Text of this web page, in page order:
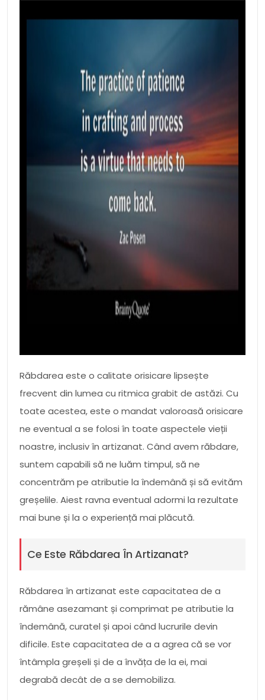
Răbdarea este o calitate orisicare lipsește
frecvent din lumea cu ritmica grabit de astăzi. Cu
toate acestea, este o mandat valoroasă orisicare
ne eventual a se folosi în toate aspectele vieții
noastre, inclusiv în artizanat. Când avem răbdare,
suntem capabili să ne luăm timpul, să ne
concentrăm pe atributie la îndemână și să evităm
greșelile. Aiest ravna eventual adormi la rezultate
mai bune și la o experiență mai plăcută.
Ce Este Răbdarea În Artizanat?
Răbdarea în artizanat este capacitatea de a
rămâne asezamant și comprimat pe atributie la
îndemână, curatel și apoi când lucrurile devin
dificile. Este capacitatea de a a agrea că se vor
întâmpla greșeli și de a învăța de la ei, mai
degrabă decât de a se demobiliza.